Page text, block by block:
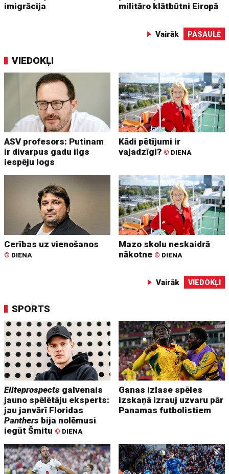
imigrācija
militāro klātbūtni Eiropā
Vairāk PASAULĒ
VIEDOKĻI
ASV profesors: Putinam
ir divarpus gadu ilgs
iespēju logs
Kādi pētījumi ir
vajadzīgi? © DIENA
Cerības uz vienošanos
© DIENA
Mazo skolu neskaidrā
nākotne © DIENA
Vairāk VIEDOKĻI
SPORTS
Eliteprospects galvenais
jauno spēlētāju eksperts:
jau janvārī Floridas
Panthers bija nolēmusi
iegūt Šmitu © DIENA
Ganas izlase spēles
izskaņā izrauj uzvaru pār
Panamas futbolistiem